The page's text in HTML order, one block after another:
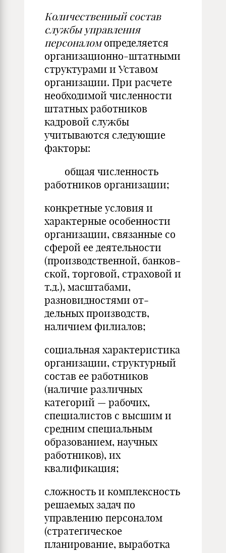
Количественный состав
службы управления
персоналомопределя­ется
организационно-штатными
структурами и Уставом
организа­ции. При расчете
необходимой численности
штатных работников
кадровой службы
учитываются следующие
факторы:
общая численность
работников организации;
конкретные условия и
характерные особенности
организации, связанные со
сферой ее деятельности
(производственной, банков­
ской, торговой, страховой и
т.д.), масштабами,
разновидностями от­
дельных производств,
наличием филиалов;
социальная характеристика
организации, структурный
состав ее работников
(наличие различных
категорий — рабочих,
специалистов с высшим и
средним специальным
образованием, научных
работ­ников), их
квалификация;
сложность и комплексность
решаемых задач по
управлению персоналом
(стратегическое
планирование, выработка